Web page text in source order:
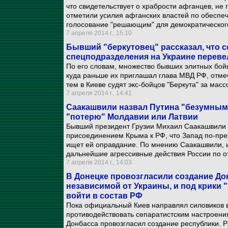
что свидетельствует о храбрости афганцев,
отметили усилия афганских властей по
голосование "решающим" для
7 апреля 2014 г., 15:10
Бывший "беркутовец" рассказал, что
спецподразделения на Украине
По его словам, множество бывших элитных
куда раньше их приглашал глава МВД РФ,
тем в Киеве судят экс-бойцов "Беркута" за
7 апреля 2014 г., 14:41
Саакашвили назвал Путина
"потерю" Молдавии или Латвии
Бывший президент Грузии Михаил Саакашвили
присоединением Крыма к РФ, что Запад по-
ищет ей оправдание. По мнению Саакашвили,
дальнейшие агрессивные действия России по
7 апреля 2014 г., 14:03
В Донецке провозгласили создание
независимой от Украины, и под
войти в состав РФ
Пока официальный Киев направлял силовиков
противодействовать сепаратистским
Донбасса провозгласил создание